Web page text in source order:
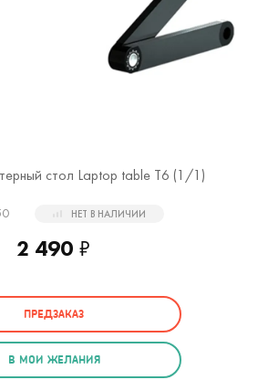
стол Laptop table T6 (1 /1)
НЕТ В НАЛИЧИИ
2 490 ₽
ПРЕДЗАКАЗ
В МОИ ЖЕЛАНИЯ